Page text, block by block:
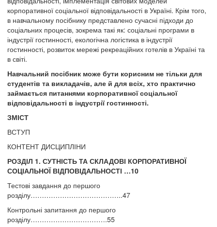
корпоративної соціальної відповідальності в Україні. Крім того,
в навчальному посібнику представлено сучасні підходи до
соціальних процесів, зокрема такі як: соціальні програми в
індустрії гостинності, екологічна логістика в індустрії
гостинності, розвиток мережі рекреаційних готелів в Україні та
в світі.
Навчальний посібник може бути корисним не тільки для
студентів та викладачів, але й для всіх, хто практично
займається питаннями корпоративної соціальної
відповідальності в індустрії гостинності.
ЗМІСТ
ВСТУП
КОНТЕНТ ДИСЦИПЛІНИ
РОЗДІЛ 1. СУТНІСТЬ ТА СКЛАДОВІ КОРПОРАТИВНОЇ
СОЦІАЛЬНОЇ ВІДПОВІДАЛЬНОСТІ …10
Тестові завдання до першого
розділу…………………………………..47
Контрольні запитання до першого
розділу…………………………….55